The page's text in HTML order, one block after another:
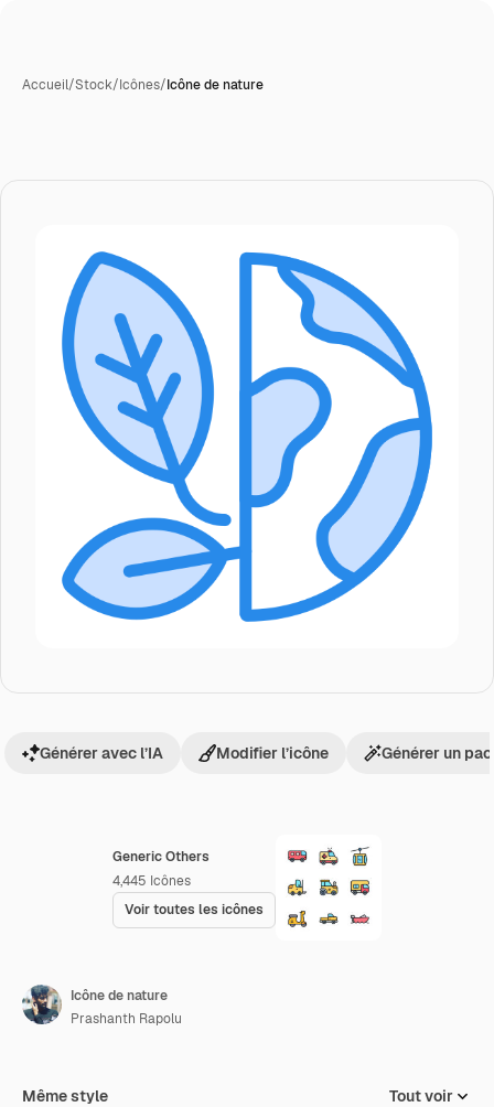
Accueil/Stock/Icônes/Icône de nature
Generic Others
4,445 Icônes
Voir toutes les icônes
Générer avec l’IA Modifier l’icône Générer un
Icône de nature
Prashanth Rapolu
Même style Tout voir